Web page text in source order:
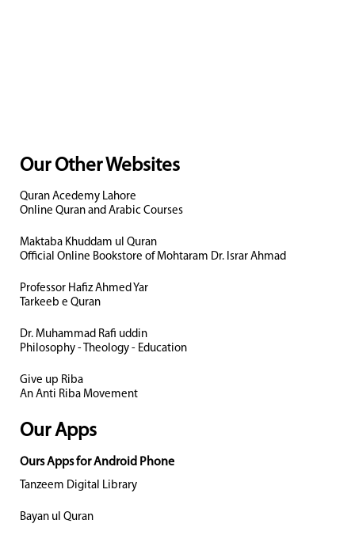
Our Other Websites
Quran Acedemy Lahore
Online Quran and Arabic Courses
Maktaba Khuddam ul Quran
Official Online Bookstore of Mohtaram Dr. Israr Ahmad
Professor Hafiz Ahmed Yar
Tarkeeb e Quran
Dr. Muhammad Rafi uddin
Philosophy - Theology - Education
Give up Riba
An Anti Riba Movement
Our Apps
Ours Apps for Android Phone
Tanzeem Digital Library
Bayan ul Quran